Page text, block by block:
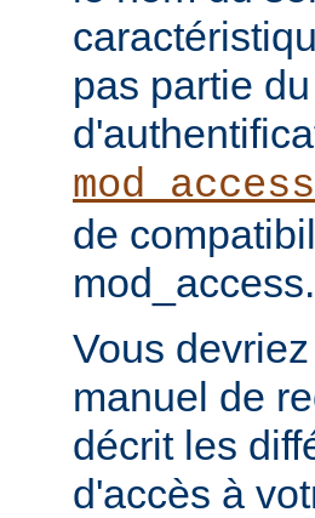
pas partie
de
mod_access.
Vous
manuel de
décrit les
d'accès à